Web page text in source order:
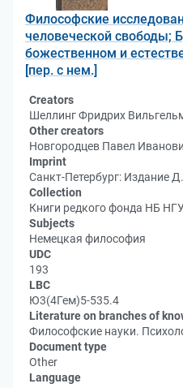
Философские
человеческой свободы;
божественном и
[пер. с нем.]
Creators
Шеллинг Фридрих
Other creators
Новгородцев Павел
Imprint
Санкт-Петербург: Издание
Collection
Книги редкого фонда НБ
Subjects
Немецкая философия
UDC
193
LBC
Ю3(4Гем)5-535.4
Literature on branches of
Философские науки.
Document type
Other
Language